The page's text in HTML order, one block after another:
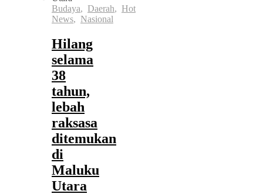
Budaya, Daerah, Hot
News, Nasional
Hilang
selama
38
tahun,
lebah
raksasa
ditemukan
di
Maluku
Utara